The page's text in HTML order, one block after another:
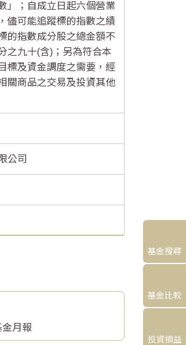
」；自成立日起六個營業
儘可能追蹤標的指數之績
的指數成分股之總金額不
之九十(含)；另為符合本
標及資金調度之需要，經
關商品之交易及投資其他
公司
金月報
基金搜尋
基金比較
投資損益